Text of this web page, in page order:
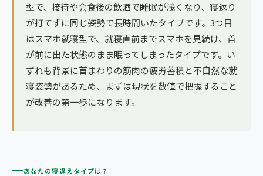
型で、接待や会食後の飲酒で睡眠が浅くなり、寝返り
が打てずに同じ姿勢で長時間いたタイプです。3つ目
はスマホ就寝型で、就寝直前までスマホを見続け、首
が前に出た状態のまま眠ってしまったタイプです。い
ずれも背景に首まわりの筋肉の疲労蓄積と不自然な就
寝姿勢があるため、まずは現状を数値で把握すること
が改善の第一歩になります。
あなたの寝違えタイプは？